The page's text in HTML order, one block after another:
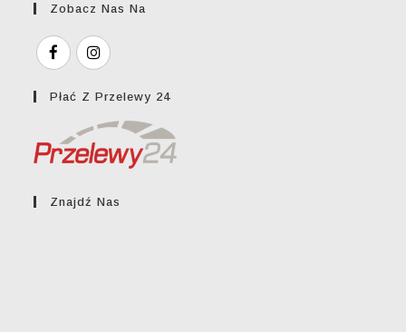
Zobacz Nas Na
Płać Z Przelewy 24
Znajdź Nas